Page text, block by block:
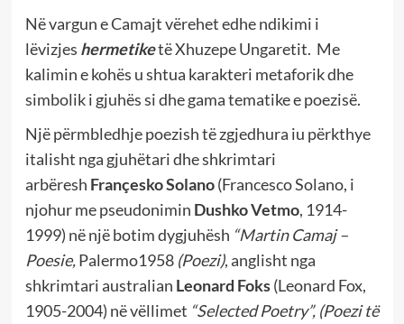
Në vargun e Camajt vërehet edhe ndikimi i
lëvizjes hermetiketë Xhuzepe Ungaretit. Me
kalimin e kohës u shtua karakteri metaforik dhe
simbolik i gjuhës si dhe gama tematike e poezisë.
Një përmbledhje poezish të zgjedhura iu përkthye
italisht nga gjuhëtari dhe shkrimtari
arbëresh Françesko Solano(Francesco Solano, i
njohur me pseudonimin Dushko Vetmo, 1914-
1999) në një botim dygjuhësh “Martin Camaj –
Poesie,Palermo1958 (Poezi), anglisht nga
shkrimtari australian Leonard Foks(Leonard Fox,
1905-2004) në vëllimet “Selected Poetry”, (Poezi të